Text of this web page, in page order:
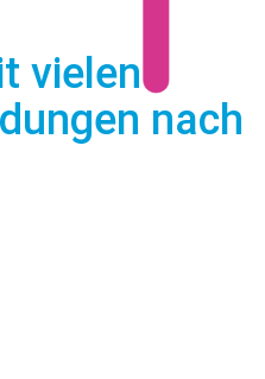
vielen
nach